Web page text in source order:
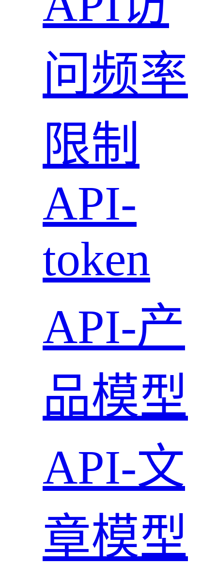
问频率
限制
API-
token
API-产
品模型
API-文
章模型